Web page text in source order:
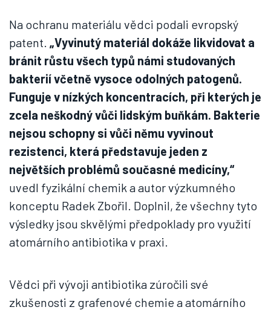
Na ochranu materiálu vědci podali evropský
patent. „Vyvinutý materiál dokáže likvidovat a
bránit růstu všech typů námi studovaných
bakterií včetně vysoce odolných patogenů.
Funguje v nízkých koncentracích, při kterých je
zcela neškodný vůči lidským buňkám. Bakterie
nejsou schopny si vůči němu vyvinout
rezistenci, která představuje jeden z
největších problémů současné medicíny,“
uvedl fyzikální chemik a autor výzkumného
konceptu Radek Zbořil. Doplnil, že všechny tyto
výsledky jsou skvělými předpoklady pro využití
atomárního antibiotika v praxi.
Vědci při vývoji antibiotika zúročili své
zkušenosti z grafenové chemie a atomárního